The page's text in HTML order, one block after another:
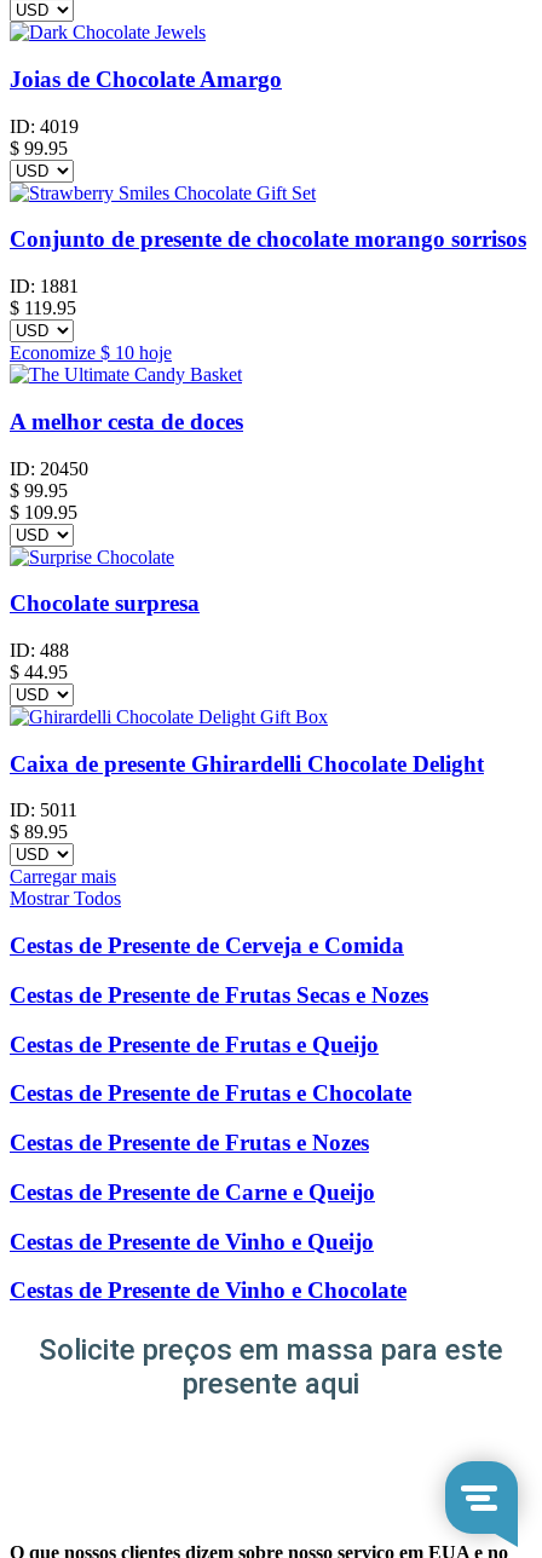
Joias de Chocolate Amargo
ID: 4019
$ 99.95
Conjunto de presente de chocolate morango sorrisos
ID: 1881
$ 119.95
Economize $ 10 hoje
A melhor cesta de doces
ID: 20450
$ 99.95
$ 109.95
Chocolate surpresa
ID: 488
$ 44.95
Caixa de presente Ghirardelli Chocolate Delight
ID: 5011
$ 89.95
Carregar mais
Mostrar Todos
Cestas de Presente de Cerveja e Comida
Cestas de Presente de Frutas Secas e Nozes
Cestas de Presente de Frutas e Queijo
Cestas de Presente de Frutas e Chocolate
Cestas de Presente de Frutas e Nozes
Cestas de Presente de Carne e Queijo
Cestas de Presente de Vinho e Queijo
Cestas de Presente de Vinho e Chocolate
Solicite preços em massa para este
presente aqui
O que nossos clientes dizem sobre nosso serviço em EUA e no